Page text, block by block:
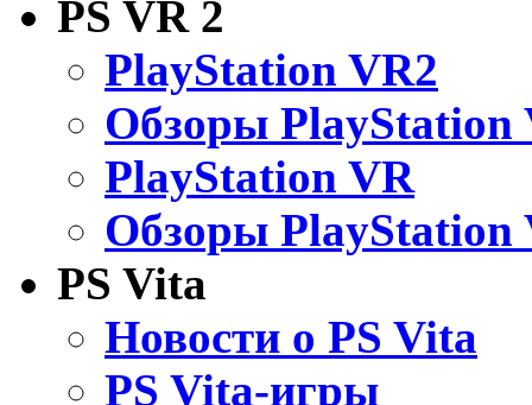
PS VR 2
PlayStation VR2
Обзоры PlayStation
PlayStation VR
Обзоры PlayStation
PS Vita
Новости о PS Vita
PS Vita-игры